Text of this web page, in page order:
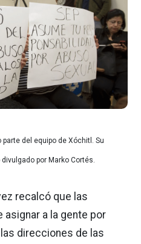
del equipo de Xóchitl. Su
por Marko Cortés.
recalcó que las
asignar a la gente por
direcciones de las